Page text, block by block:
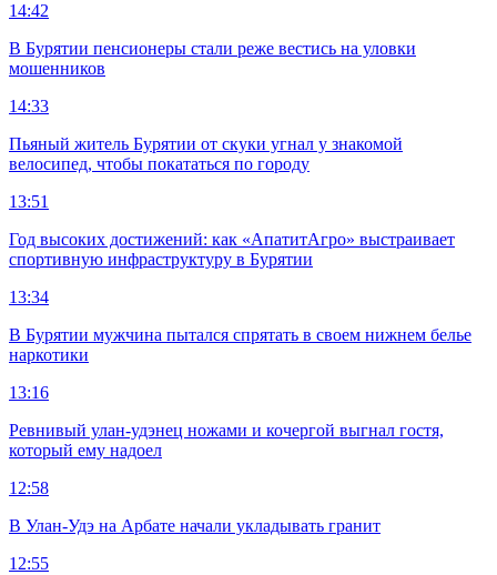
14:42
В Бурятии пенсионеры стали реже вестись на уловки
мошенников
14:33
Пьяный житель Бурятии от скуки угнал у знакомой
велосипед, чтобы покататься по городу
13:51
Год высоких достижений: как «АпатитАгро» выстраивает
спортивную инфраструктуру в Бурятии
13:34
В Бурятии мужчина пытался спрятать в своем нижнем белье
наркотики
13:16
Ревнивый улан-удэнец ножами и кочергой выгнал гостя,
который ему надоел
12:58
В Улан-Удэ на Арбате начали укладывать гранит
12:55